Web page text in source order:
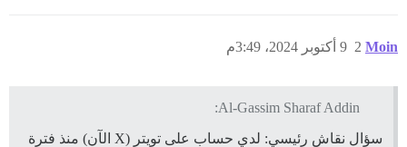
Moin 9 أكتوبر 2024، 3:49م 2
Al-Gassim Sharaf Addin:
سؤال نقاش رئيسي: لدي حساب على تويتر (X الآن) منذ فترة